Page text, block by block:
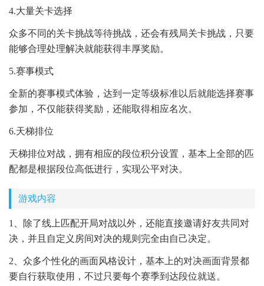
4.大量关卡选择
众多不同的关卡挑战等待挑战，还会有残局关卡挑战，只要
能够合理处理解决就能获得丰厚奖励。
5.赛事模式
全新的赛事模式体验，达到一定等级标准以后就能选择赛事
参加，不仅能获得奖励，还能取得相应名次。
6.天梯排位
天梯排位对战，拥有相应的段位积分设置，基本上全部的匹
配都是根据段位高低进行，实现公平对决。
游戏内容
1、除了线上匹配开局对战以外，还能直接邀请好友共同对
决，并且自定义房间对决的规则完全由自己决定。
2、众多个性化的画面风格设计，基本上的对决画面背景都
要自行获取使用，不过只要每个赛季到达段位就送。